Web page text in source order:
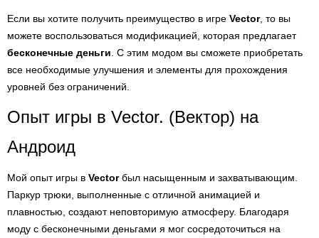
Если вы хотите получить преимущество в игре Vector, то вы
можете воспользоваться модификацией, которая предлагает
бесконечные деньги . С этим модом вы сможете приобретать
все необходимые улучшения и элементы для прохождения
уровней без ограничений.
Опыт игры в Vector. (Вектор) на
Андроид
Мой опыт игры в Vectorбыл насыщенным и захватывающим.
Паркур трюки, выполненные с отличной анимацией и
плавностью, создают неповторимую атмосферу. Благодаря
моду с бесконечными деньгами я мог сосредоточиться на